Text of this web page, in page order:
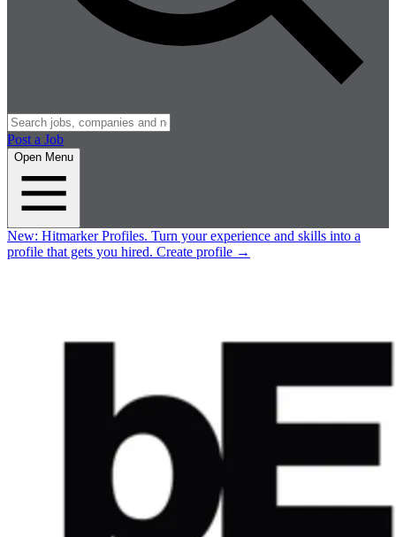
Post a Job
Open Menu
New: Hitmarker Profiles. Turn your experience and skills into a
profile that gets you hired. Create profile →